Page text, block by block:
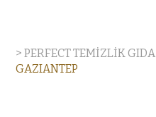
> PERFECT TEMİZLİK
GAZIANTEP